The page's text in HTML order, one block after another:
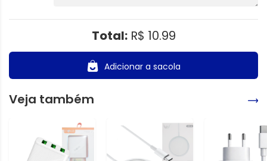
Total:R$ 10.99
Adicionar a sacola
Veja também